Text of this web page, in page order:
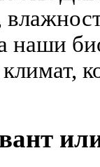
наши